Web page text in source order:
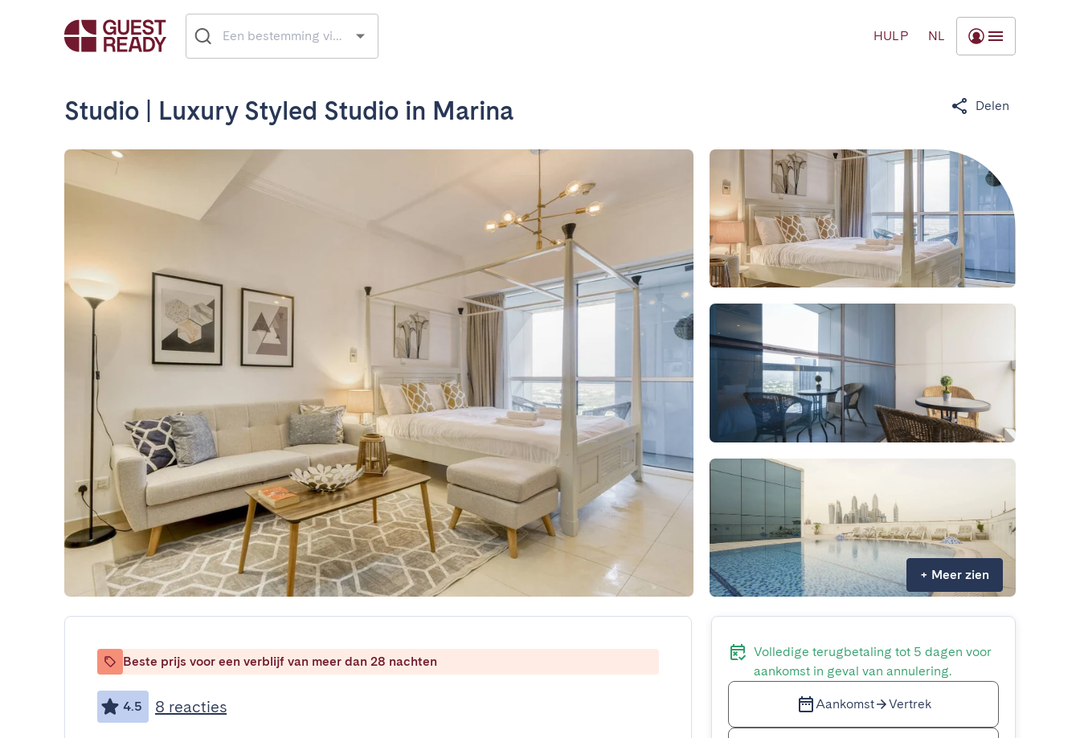
HULP NL
Studio | Luxury Styled Studio in Marina Delen
+ Meer zien
Beste prijs voor een verblijf van meer dan 28 nachten
4.5 8 reacties
Volledige terugbetaling tot 5 dagen voor
aankomst in geval van annulering.
Aankomst Vertrek